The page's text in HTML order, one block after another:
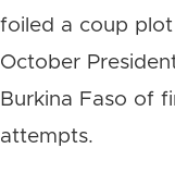
foiled a coup plot
October
Burkina Faso of
attempts.